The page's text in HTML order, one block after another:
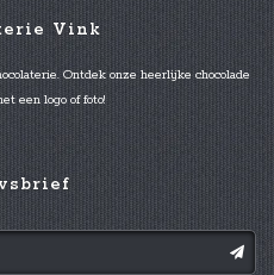
Vink
Ontdek onze heerlijke chocolade
een logo of foto!